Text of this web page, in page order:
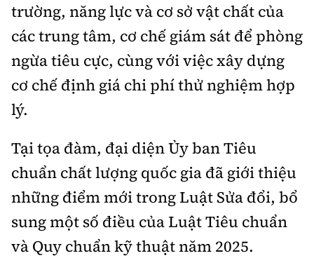
trường, năng lực và cơ sở vật chất của
các trung tâm, cơ chế giám sát để phòng
ngừa tiêu cực, cùng với việc xây dựng
cơ chế định giá chi phí thử nghiệm hợp
lý.
Tại tọa đàm, đại diện Ủy ban Tiêu
chuẩn chất lượng quốc gia đã giới thiệu
những điểm mới trong Luật Sửa đổi, bổ
sung một số điều của Luật Tiêu chuẩn
và Quy chuẩn kỹ thuật năm 2025.